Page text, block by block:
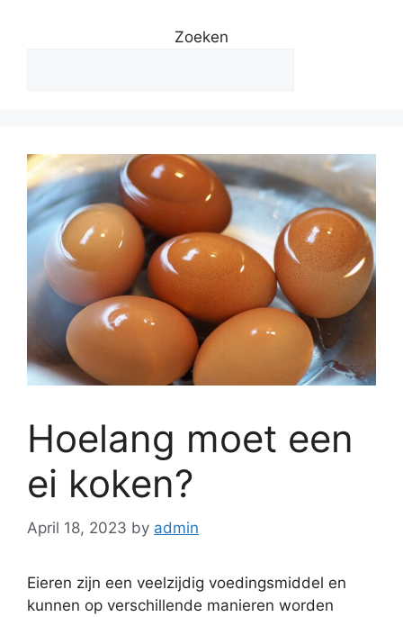
Zoeken
Hoelang moet een
ei koken?
April 18, 2023 by admin
Eieren zijn een veelzijdig voedingsmiddel en
kunnen op verschillende manieren worden